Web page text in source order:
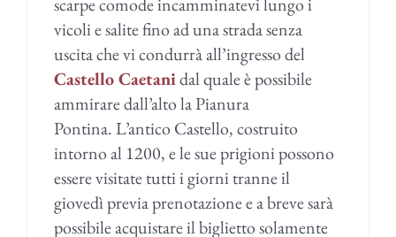
vicoli e salite fino ad una strada senza
uscita che vi condurrà all’ingresso del
Castello Caetanidal quale è possibile
ammirare dall’alto la Pianura
Pontina. L’antico Castello, costruito
intorno al 1200, e le sue prigioni possono
essere visitate tutti i giorni tranne il
giovedì previa prenotazione e a breve sarà
possibile acquistare il biglietto solamente